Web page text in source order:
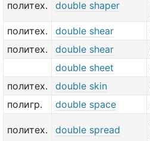
политех. double shaper
политех.
double shear
политех.
double shear
double sheet
политех.
double skin
полигр.
double space
политех. double spread